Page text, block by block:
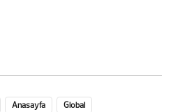
Anasayfa Global